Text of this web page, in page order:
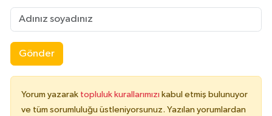
Gönder
Yorum yazarak topluluk kurallarımızı kabul etmiş bulunuyor
ve tüm sorumluluğu üstleniyorsunuz. Yazılan yorumlardan